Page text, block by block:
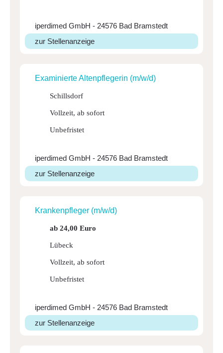
iperdimed GmbH - 24576 Bad Bramstedt
zur Stellenanzeige
Exami­nierte Alten­pfle­gerin (m/w/d)
Schillsdorf
Vollzeit, ab sofort
Unbefristet
iperdimed GmbH - 24576 Bad Bramstedt
zur Stellenanzeige
Kran­ken­pfleger (m/w/d)
ab 24,00 Euro
Lübeck
Vollzeit, ab sofort
Unbefristet
iperdimed GmbH - 24576 Bad Bramstedt
zur Stellenanzeige